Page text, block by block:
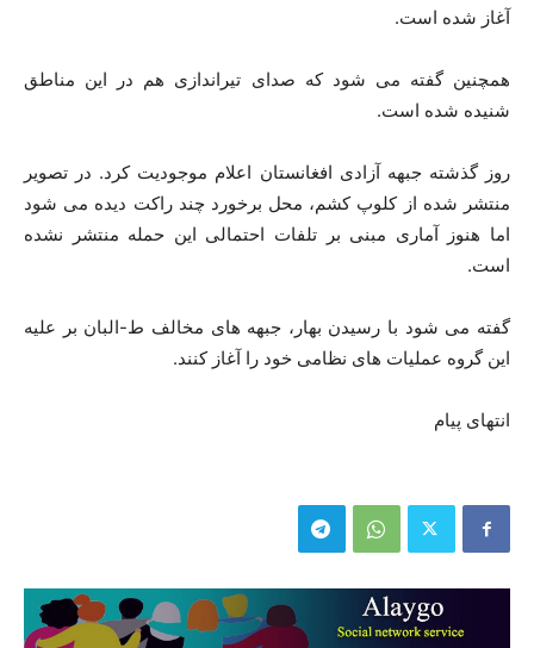
آغاز شده است.
همچنین گفته می شود که صدای تیراندازی هم در این مناطق
شنیده شده است.
روز گذشته جبهه آزادی افغانستان اعلام موجودیت کرد. در تصویر
منتشر شده از کلوپ کشم، محل برخورد چند راکت دیده می شود
اما هنوز آماری مبنی بر تلفات احتمالی این حمله منتشر نشده
است.
گفته می شود با رسیدن بهار، جبهه های مخالف ط-البان بر علیه
این گروه عملیات های نظامی خود را آغاز کنند.
انتهای پیام